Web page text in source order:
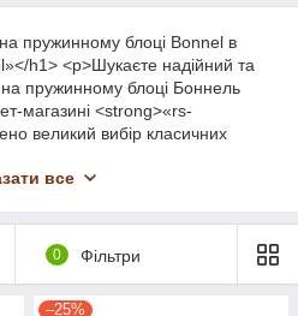
пружинному блоці Bonnel в
h1> <p>Шукаєте надійний та
пружинному блоці Боннель
магазині <strong>«rs-
великий вибір класичних
конструкція:
навантажень та довговічність.
наповнювачів:</strong> моделі з
піною, пінополіуретаном
все
0 Фільтри
–25%